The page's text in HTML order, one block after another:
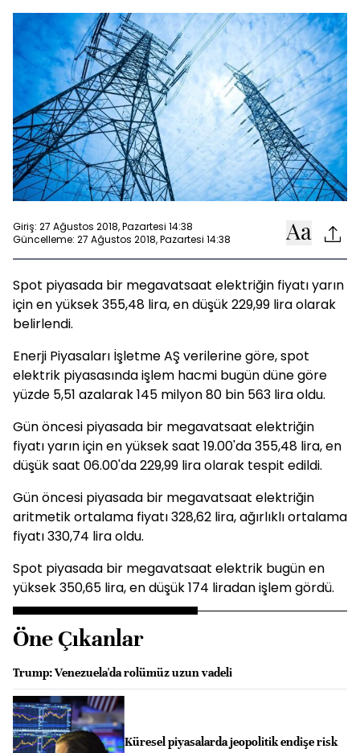
Giriş: 27 Ağustos 2018, Pazartesi 14:38
Güncelleme: 27 Ağustos 2018, Pazartesi 14:38
Spot piyasada bir megavatsaat elektriğin fiyatı yarın
için en yüksek 355,48 lira, en düşük 229,99 lira olarak
belirlendi.
Enerji Piyasaları İşletme AŞ verilerine göre, spot
elektrik piyasasında işlem hacmi bugün düne göre
yüzde 5,51 azalarak 145 milyon 80 bin 563 lira oldu.
Gün öncesi piyasada bir megavatsaat elektriğin
fiyatı yarın için en yüksek saat 19.00'da 355,48 lira, en
düşük saat 06.00'da 229,99 lira olarak tespit edildi.
Gün öncesi piyasada bir megavatsaat elektriğin
aritmetik ortalama fiyatı 328,62 lira, ağırlıklı ortalama
fiyatı 330,74 lira oldu.
Spot piyasada bir megavatsaat elektrik bugün en
yüksek 350,65 lira, en düşük 174 liradan işlem gördü.
Öne Çıkanlar
Trump: Venezuela'da rolümüz uzun vadeli
Küresel piyasalarda jeopolitik endişe risk